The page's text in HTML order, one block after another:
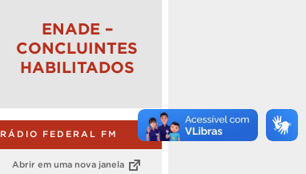
ENADE –
CONCLUINTES
HABILITADOS
RÁDIO FEDERAL FM
Abrir em uma nova janela